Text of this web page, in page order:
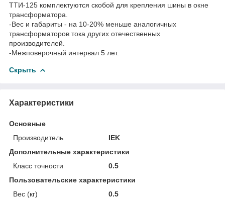
ТТИ-125 комплектуются скобой для крепления шины в окне
трансформатора.
-Вес и габариты - на 10-20% меньше аналогичных
трансформаторов тока других отечественных
производителей.
-Межповерочный интервал 5 лет.
Скрыть
Характеристики
Основные
Производитель
IEK
Дополнительные характеристики
Класс точности
0.5
Пользовательские характеристики
Вес (кг)
0.5